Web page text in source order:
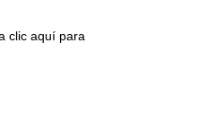
clic aquí para